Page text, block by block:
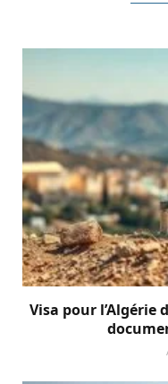
Visa pour l’Algérie